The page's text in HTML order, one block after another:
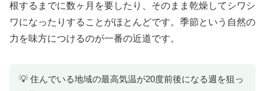
根するまでに数ヶ月を要したり、そのまま乾燥してシワシ
ワになったりすることがほとんどです。季節という自然の
力を味方につけるのが一番の近道です。
💡 住んでいる地域の最高気温が20度前後になる週を狙っ